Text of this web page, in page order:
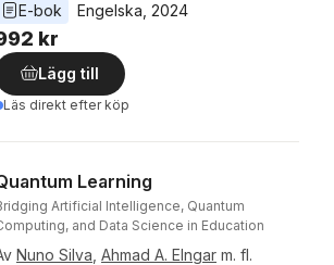
E-bok
Engelska 2024
kr
Lägg till
Läs direkt efter köp
Learning
Artificial Intelligence, Quantum
and Data Science in Education
Nuno Silva Ahmad A. Elngar m. fl.